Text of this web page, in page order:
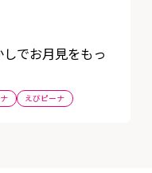
でお月見をもっ
えびピーナ